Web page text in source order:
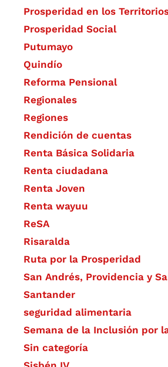
Prosperidad en los
Prosperidad Social
Putumayo
Quindío
Reforma Pensional
Regionales
Regiones
Rendición de cuentas
Renta Básica Solidaria
Renta ciudadana
Renta Joven
Renta wayuu
ReSA
Risaralda
Ruta por la Prosperidad
San Andrés, Providencia y
Santander
seguridad alimentaria
Semana de la Inclusión por
Sin categoría